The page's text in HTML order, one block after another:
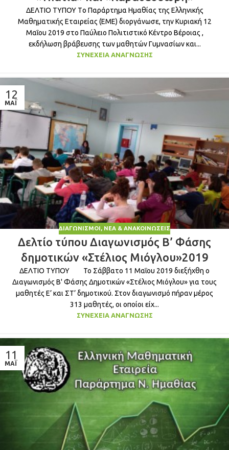
ΔΕΛΤΙΟ ΤΥΠΟΥ Tο Παράρτημα Ημαθίας της Ελληνικής
Μαθηματικής Εταιρείας (ΕΜΕ) διοργάνωσε, την Κυριακή 12
Μαΐου 2019 στο Παύλειο Πολιτιστικό Κέντρο Βέροιας ,
εκδήλωση βράβευσης των μαθητών Γυμνασίων και...
ΣΥΝΈΧΕΙΑ ΑΝΆΓΝΩΣΗΣ
12
ΜΆΙ
ΔΙΑΓΩΝΙΣΜΟΊ, ΝΈΑ & ΑΝΑΚΟΙΝΏΣΕΙΣ
Δελτίο τύπου Διαγωνισμός Β’ Φάσης
δημοτικών «Στέλιος Μιόγλου»2019
ΔΕΛΤΙΟ ΤΥΠΟΥ Το Σάββατο 11 Μαΐου 2019 διεξήχθη ο
Διαγωνισμός Β' Φάσης Δημοτικών «Στέλιος Μιόγλου» για τους
μαθητές Ε’ και ΣΤ’ δημοτικού. Στον διαγωνισμό πήραν μέρος
313 μαθητές, οι οποίοι είχ...
ΣΥΝΈΧΕΙΑ ΑΝΆΓΝΩΣΗΣ
11
ΜΆΙ